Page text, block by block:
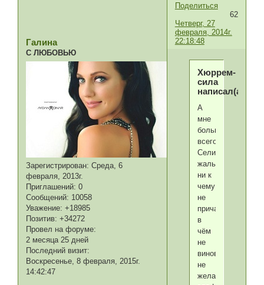
Поделиться
62
Четверг, 27
февраля, 2014г.
22:18:48
Галина
С ЛЮБОВЬЮ
Зарегистрирован: Среда, 6
февраля, 2013г.
Приглашений: 0
Сообщений: 10058
Уважение: +18985
Позитив: +34272
Провел на форуме:
2 месяца 25 дней
Последний визит:
Воскресенье, 8 февраля, 2015г.
14:42:47
Хюррем-
сила
написал(а):
А
мне
больше
всего
Селима
жаль.Он
ни к
чему
не
причастен,ни
в
чём
не
виноват,никому
не
желал